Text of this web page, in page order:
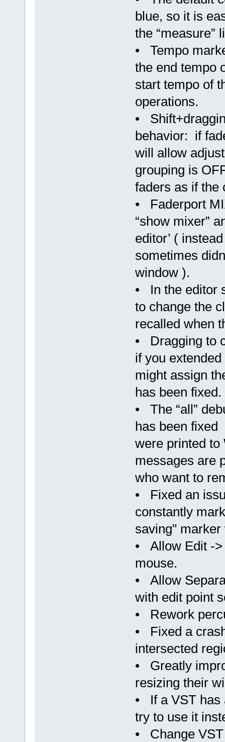
blue, so it is
the “measure”
• Tempo
the end tempo
start tempo of
operations.
•
behavior: if
will allow
grouping is
faders as if the
• Faderport
“show mixer”
editor’ (
sometimes
window ).
• In the editor
to change the
recalled when
• Dragging to
if you
might assign
has been fixed.
• The “all”
has been fixed
were printed
messages are
who want to
• Fixed an
constantly
saving"
• Allow Edit ->
mouse.
• Allow
with edit point
• Rework
• Fixed a
intersected
• Greatly
resizing their
• If a VST has
try to use it
• Change